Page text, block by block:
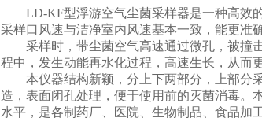
LD-KF型浮游空气尘菌采样器是一种高效的
采样口风速与洁净室内风速基本一致，能更准
采样时，带尘菌空气高速通过微孔，被撞击
程中，发生动能再水化过程，高速生长，从而
本仪器结构新颖，分上下两部分，上部分采
造，表面闭孔处理，便于使用前的灭菌消毒。
水平，是各制药厂、医院、生物制品、食品加